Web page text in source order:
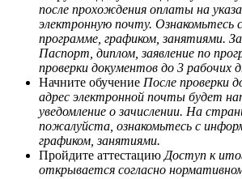
после прохождения оплаты на
электронную почту. Ознакомьтесь
программе, графиком, занятиями.
Паспорт, диплом, заявление по
проверки документов до 3 рабочих
Начните обучение После проверки
адрес электронной почты будет
уведомление о зачислении. На
пожалуйста, ознакомьтесь с
графиком, занятиями.
Пройдите аттестацию Доступ к
открывается согласно